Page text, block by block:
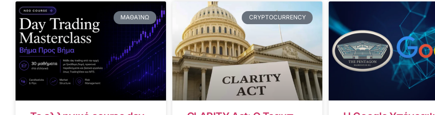
ΜΑΘΑΊΝΩ CRYPTOCURRENCY